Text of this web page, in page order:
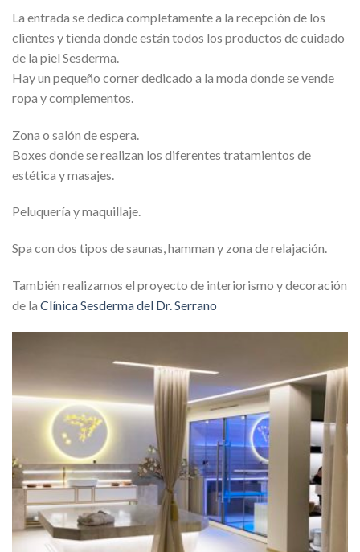
La entrada se dedica completamente a la recepción de los
clientes y tienda donde están todos los productos de cuidado
de la piel Sesderma.
Hay un pequeño corner dedicado a la moda donde se vende
ropa y complementos.
Zona o salón de espera.
Boxes donde se realizan los diferentes tratamientos de
estética y masajes.
Peluquería y maquillaje.
Spa con dos tipos de saunas, hamman y zona de relajación.
También realizamos el proyecto de interiorismo y decoración
de la Clínica Sesderma del Dr. Serrano